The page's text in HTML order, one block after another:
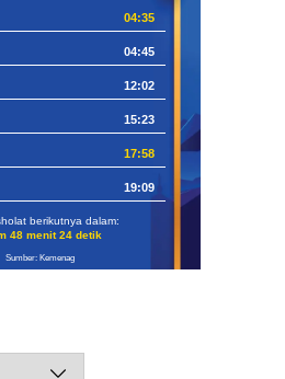
04:35
04:45
12:02
15:23
17:58
19:09
berikutnya dalam:
48 menit 23 detik
Sumber: Kemenag